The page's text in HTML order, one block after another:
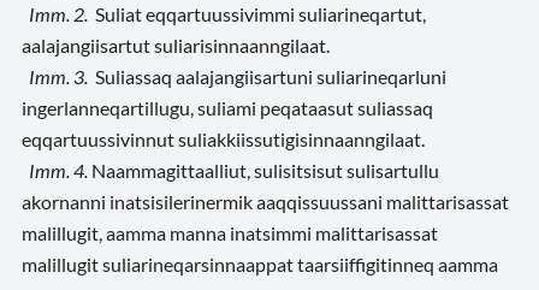
Imm. 2. Suliat eqqartuussivimmi suliarineqartut,
aalajangiisartut suliarisinnaanngilaat.
Imm. 3. Suliassaq aalajangiisartuni suliarineqarluni
ingerlanneqartillugu, suliami peqataasut suliassaq
eqqartuussivinnut suliakkiissutigisinnaanngilaat.
Imm. 4. Naammagittaalliut, sulisitsisut sulisartullu
akornanni inatsisilerinermik aaqqissuussani malittarisassat
malillugit, aamma manna inatsimmi malittarisassat
malillugit suliarineqarsinnaappat taarsiiffigitinneq aamma